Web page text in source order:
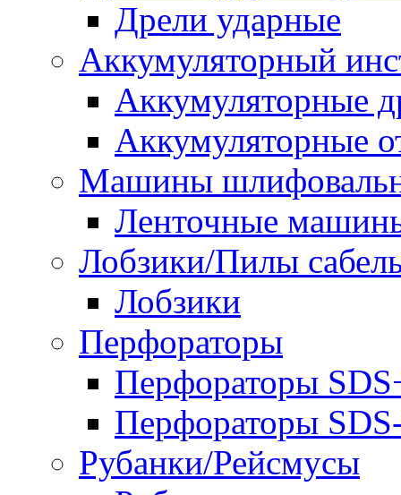
Дрели ударные
Аккумуляторный
Аккумуляторные
Аккумуляторные
Машины
Ленточные
Лобзики/Пилы
Лобзики
Перфораторы
Перфораторы
Перфораторы
Рубанки/Рейсмусы